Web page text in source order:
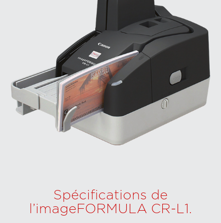
Spécifications de
l’imageFORMULA CR-L1.